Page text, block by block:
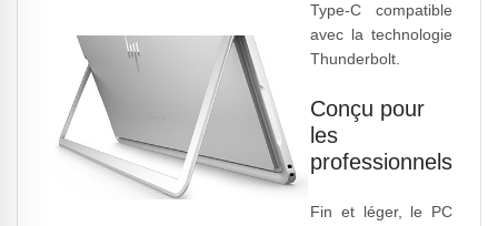
Type-C compatible
avec la technologie
Thunderbolt.
Conçu pour
les
professionnels
Fin et léger, le PC